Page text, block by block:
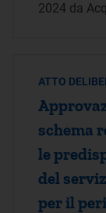
2024 da
ATTO
schema
le
del
per il